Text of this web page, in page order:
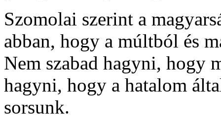
Szomolai szerint a
abban, hogy a múltból és
Nem szabad hagyni, hogy
hagyni, hogy a hatalom
sorsunk.